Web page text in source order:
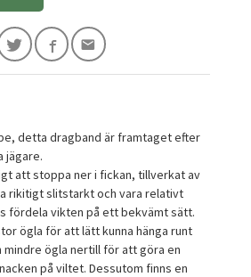
detta dragband är framtaget efter
jägare.
att stoppa ner i fickan, tillverkat av
rikitigt slitstarkt och vara relativt
fördela vikten på ett bekvämt sätt.
ögla för att lätt kunna hänga runt
ögla nertill för att göra en
på viltet. Dessutom finns en